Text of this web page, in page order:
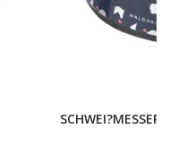
SCHWEI?MESSER